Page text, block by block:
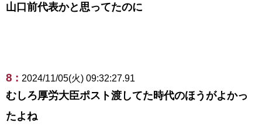
山口前代表かと思ってたのに
8 : 2024/11/05(火) 09:32:27.91
むしろ厚労大臣ポスト渡してた時代のほうがよかっ
たよね